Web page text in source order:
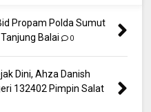
Propam Polda Sumut
Balai
0
Dini, Ahza Danish
132402 Pimpin Salat